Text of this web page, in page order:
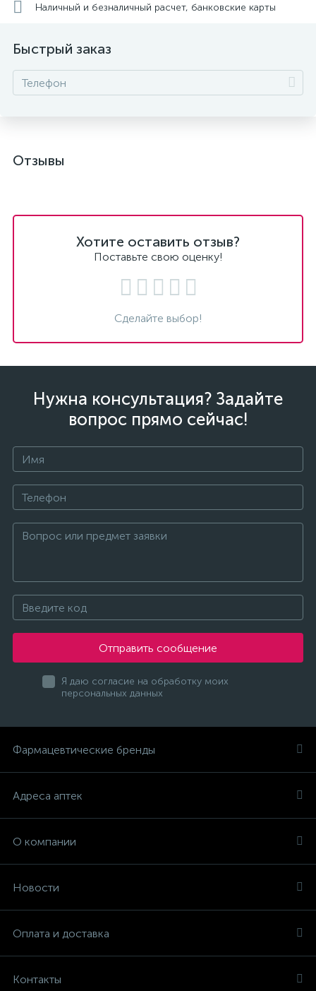
Наличный и безналичный расчет, банковские карты
Быстрый заказ
Отзывы
Хотите оставить отзыв?
Поставьте свою оценку!
Сделайте выбор!
Нужна консультация? Задайте
вопрос прямо сейчас!
Отправить сообщение
Я даю согласие на обработку моих
персональных данных
Фармацевтические бренды
Адреса аптек
О компании
Новости
Оплата и доставка
Контакты